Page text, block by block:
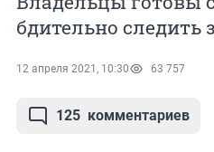
бдительно следить
12 апреля 2021, 10:30 63 757
125 комментариев